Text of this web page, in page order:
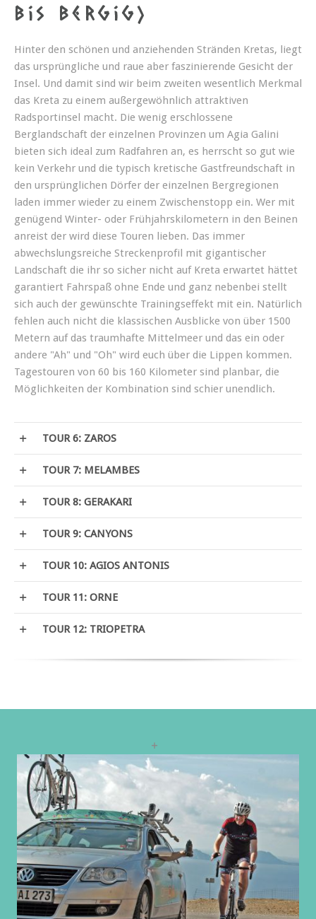
bis bergig)
Hinter den schönen und anziehenden Stränden Kretas, liegt
das ursprüngliche und raue aber faszinierende Gesicht der
Insel. Und damit sind wir beim zweiten wesentlich Merkmal
das Kreta zu einem außergewöhnlich attraktiven
Radsportinsel macht. Die wenig erschlossene
Berglandschaft der einzelnen Provinzen um Agia Galini
bieten sich ideal zum Radfahren an, es herrscht so gut wie
kein Verkehr und die typisch kretische Gastfreundschaft in
den ursprünglichen Dörfer der einzelnen Bergregionen
laden immer wieder zu einem Zwischenstopp ein. Wer mit
genügend Winter- oder Frühjahrskilometern in den Beinen
anreist der wird diese Touren lieben. Das immer
abwechslungsreiche Streckenprofil mit gigantischer
Landschaft die ihr so sicher nicht auf Kreta erwartet hättet
garantiert Fahrspaß ohne Ende und ganz nebenbei stellt
sich auch der gewünschte Trainingseffekt mit ein. Natürlich
fehlen auch nicht die klassischen Ausblicke von über 1500
Metern auf das traumhafte Mittelmeer und das ein oder
andere "Ah" und "Oh" wird euch über die Lippen kommen.
Tagestouren von 60 bis 160 Kilometer sind planbar, die
Möglichkeiten der Kombination sind schier unendlich.
TOUR 6: ZAROS
TOUR 7: MELAMBES
TOUR 8: GERAKARI
TOUR 9: CANYONS
TOUR 10: AGIOS ANTONIS
TOUR 11: ORNE
TOUR 12: TRIOPETRA